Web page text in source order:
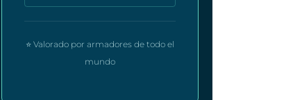
⭐ Valorado por armadores de todo el
mundo